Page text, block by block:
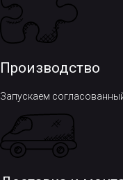
Производство
Запускаем